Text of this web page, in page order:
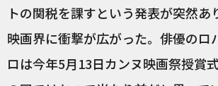
トの関税を課すという発表が突然あ
映画界に衝撃が広がった。俳優のロ
ロは今年5月13日カンヌ映画祭授賞